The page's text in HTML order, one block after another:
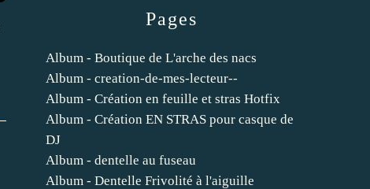
Pages
Album - Boutique de L'arche des nacs
Album - creation-de-mes-lecteur--
Album - Création en feuille et stras Hotfix
Album - Création EN STRAS pour casque de
DJ
Album - dentelle au fuseau
Album - Dentelle Frivolité à l'aiguille